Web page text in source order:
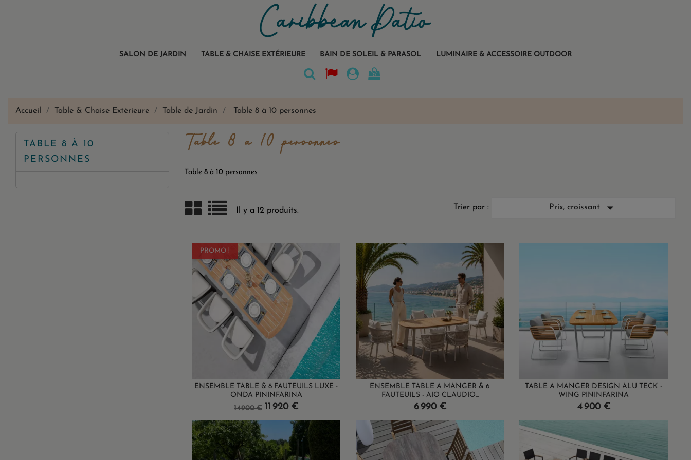
SALON DE JARDIN TABLE & CHAISE EXTÉRIEURE BAIN DE SOLEIL & PARASOL LUMINAIRE & ACCESSOIRE OUTDOOR
0
Accueil Table & Chaise Extérieure Table de Jardin Table 8 à 10 personnes
TABLE 8 À 10
PERSONNES
Table 8 à 10 personnes
Table 8 à 10 personnes
Il y a 12 produits. Trier par : Prix, croissant 
PROMO !
ENSEMBLE TABLE & 8 FAUTEUILS LUXE -
ONDA PININFARINA
Prix
base
14 900 € Prix
11 920 €
ENSEMBLE TABLE A MANGER & 6
FAUTEUILS - AIO CLAUDIO...
Prix
6 990 €
TABLE A MANGER DESIGN ALU TECK -
WING PININFARINA
Prix
4 900 €